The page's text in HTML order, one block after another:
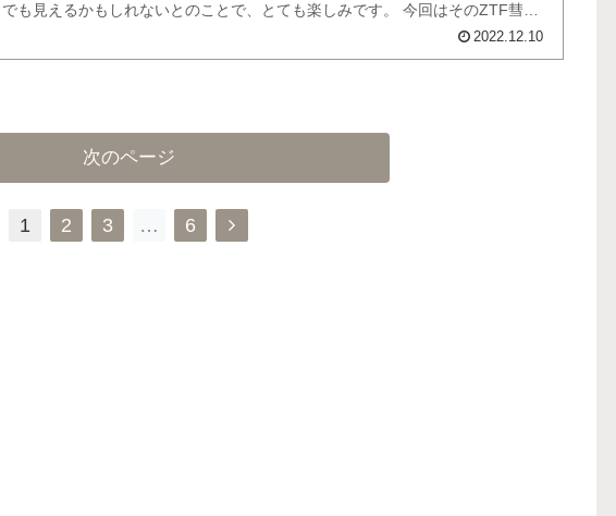
でも見えるかもしれないとのことで、とても楽しみです。 今回はそのZTF彗星
について、天体としての特性や見える時期、方角など、現在わかっていること
をまとめたいと思います。...
2022.12.10
次のページ
1 2 3 … 6
次